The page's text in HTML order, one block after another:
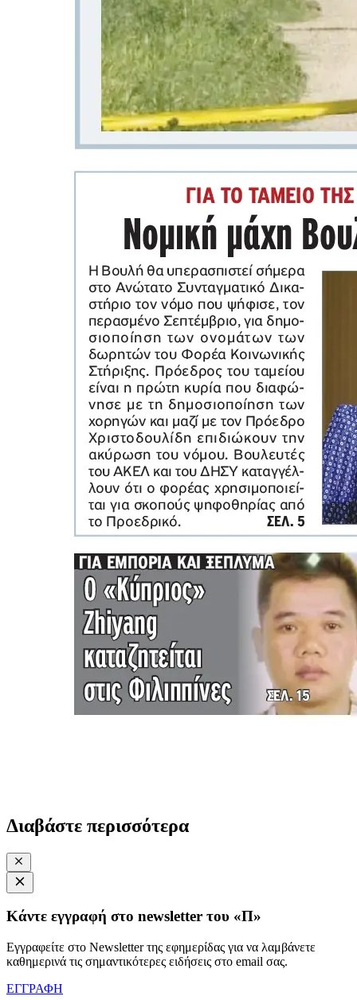
Διαβάστε περισσότερα
Κάντε εγγραφή στο newsletter του «Π»
Εγγραφείτε στο Newsletter της εφημερίδας για να λαμβάνετε
καθημερινά τις σημαντικότερες ειδήσεις στο email σας.
ΕΓΓΡΑΦΗ